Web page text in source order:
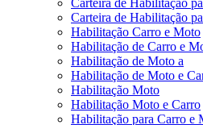
Carteira de Habilitação
Carteira de Habilitação
Habilitação Carro e Moto
Habilitação de Carro e
Habilitação de Moto a
Habilitação de Moto e
Habilitação Moto
Habilitação Moto e Carro
Habilitação para Carro e